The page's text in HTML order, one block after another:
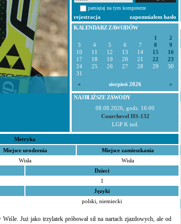
pamiętaj na tym komputerze
rejestracja
zapomniałem hasło
KALENDARZ ZAWODÓW
1
2
3
4 5 6 7 8
9
10
11 12 13 14 15
16
17
18 19 20 21 22
23
24
25 26 27 28 29
30
31
«
sierpień 2026 »
NAJBLIŻSZE ZAWODY
08.08.2026, godz. 16:00
Courchevel HS-132
LGP K ind.
Metryka
Miejsce urodzenia
Wisła
Miejsce zamieszkania
Wisła
Dzieci
1
Języki
polski, niemiecki
Już jako trzylatek próbował sił na nartach zjazdowych, ale od